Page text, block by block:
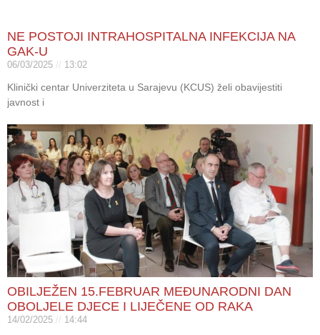
NE POSTOJI INTRAHOSPITALNA INFEKCIJA NA
GAK-U
06/03/2025 13:02
Klinički centar Univerziteta u Sarajevu (KCUS) želi obavijestiti
javnost i
OBILJEŽEN 15.FEBRUAR MEĐUNARODNI DAN
OBOLJELE DJECE I LIJEČENE OD RAKA
14/02/2025 14:44